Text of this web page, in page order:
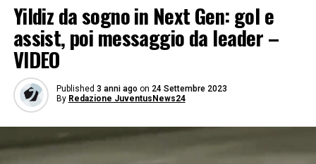
Yildiz da sogno in Next Gen: gol e
assist, poi messaggio da leader –
VIDEO
Published 3 anni ago on 24 Settembre 2023
By Redazione JuventusNews24